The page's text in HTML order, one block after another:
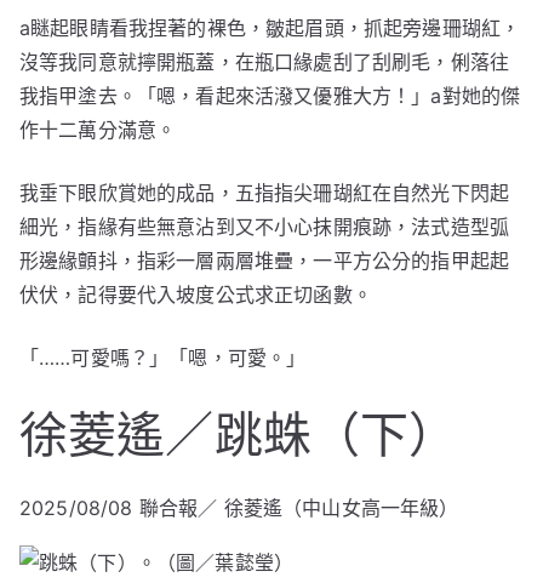
a瞇起眼睛看我捏著的裸色，皺起眉頭，抓起旁邊珊瑚紅，
沒等我同意就擰開瓶蓋，在瓶口緣處刮了刮刷毛，俐落往
我指甲塗去。「嗯，看起來活潑又優雅大方！」a對她的傑
作十二萬分滿意。
我垂下眼欣賞她的成品，五指指尖珊瑚紅在自然光下閃起
細光，指緣有些無意沾到又不小心抹開痕跡，法式造型弧
形邊緣顫抖，指彩一層兩層堆疊，一平方公分的指甲起起
伏伏，記得要代入坡度公式求正切函數。
「……可愛嗎？」「嗯，可愛。」
徐菱遙／跳蛛（下）
2025/08/08 聯合報／ 徐菱遙（中山女高一年級）